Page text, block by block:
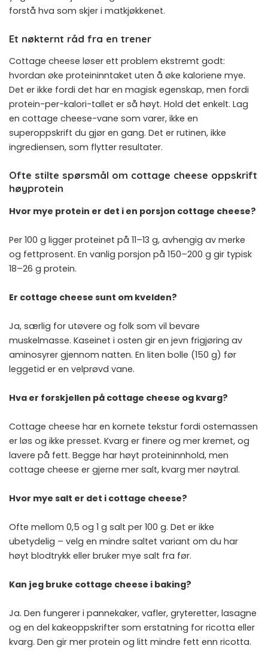
forstå hva som skjer i matkjøkkenet.
Et nøkternt råd fra en trener
Cottage cheese løser ett problem ekstremt godt:
hvordan øke proteininntaket uten å øke kaloriene mye.
Det er ikke fordi det har en magisk egenskap, men fordi
protein-per-kalori-tallet er så høyt. Hold det enkelt. Lag
en cottage cheese-vane som varer, ikke en
superoppskrift du gjør en gang. Det er rutinen, ikke
ingrediensen, som flytter resultater.
Ofte stilte spørsmål om cottage cheese oppskrift
høyprotein
Hvor mye protein er det i en porsjon cottage cheese?
Per 100 g ligger proteinet på 11–13 g, avhengig av merke
og fettprosent. En vanlig porsjon på 150–200 g gir typisk
18–26 g protein.
Er cottage cheese sunt om kvelden?
Ja, særlig for utøvere og folk som vil bevare
muskelmasse. Kaseinet i osten gir en jevn frigjøring av
aminosyrer gjennom natten. En liten bolle (150 g) før
leggetid er en velprøvd vane.
Hva er forskjellen på cottage cheese og kvarg?
Cottage cheese har en kornete tekstur fordi ostemassen
er løs og ikke presset. Kvarg er finere og mer kremet, og
lavere på fett. Begge har høyt proteininnhold, men
cottage cheese er gjerne mer salt, kvarg mer nøytral.
Hvor mye salt er det i cottage cheese?
Ofte mellom 0,5 og 1 g salt per 100 g. Det er ikke
ubetydelig – velg en mindre saltet variant om du har
høyt blodtrykk eller bruker mye salt fra før.
Kan jeg bruke cottage cheese i baking?
Ja. Den fungerer i pannekaker, vafler, gryteretter, lasagne
og en del kakeoppskrifter som erstatning for ricotta eller
kvarg. Den gir mer protein og litt mindre fett enn ricotta.